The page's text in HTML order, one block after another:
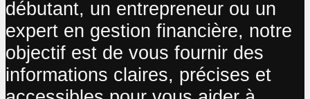
débutant, un entrepreneur ou un
expert en gestion financière, notre
objectif est de vous fournir des
informations claires, précises et